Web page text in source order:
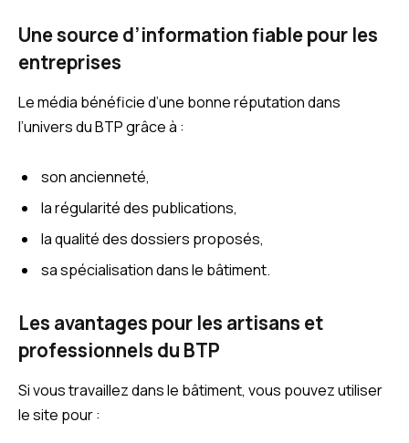
Une source d’information fiable pour les
entreprises
Le média bénéficie d’une bonne réputation dans
l’univers du BTP grâce à :
son ancienneté,
la régularité des publications,
la qualité des dossiers proposés,
sa spécialisation dans le bâtiment.
Les avantages pour les artisans et
professionnels du BTP
Si vous travaillez dans le bâtiment, vous pouvez utiliser
le site pour :